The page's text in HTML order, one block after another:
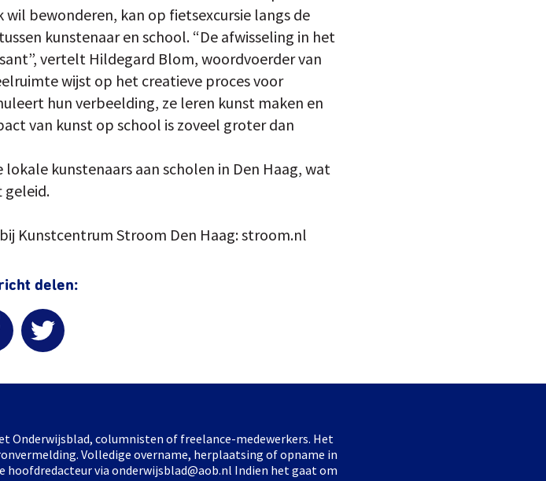
bewonderen, kan op fietsexcursie langs de
kunstenaar en school. “De afwisseling in het
vertelt Hildegard Blom, woordvoerder van
wijst op het creatieve proces voor
hun verbeelding, ze leren kunst maken en
van kunst op school is zoveel groter dan
kunstenaars aan scholen in Den Haag, wat
geleid.
Kunstcentrum Stroom Den Haag: stroom.nl
delen:
Onderwijsblad, columnisten of freelance-medewerkers. Het
Volledige overname, herplaatsing of opname in
via onderwijsblad@aob.nl Indien het gaat om